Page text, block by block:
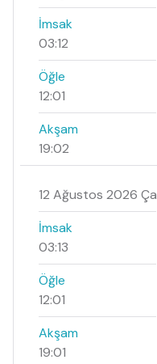
İmsak
03:12
Öğle
12:01
Akşam
19:02
12 Ağustos 2026 Ça
İmsak
03:13
Öğle
12:01
Akşam
19:01